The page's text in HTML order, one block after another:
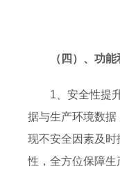
（四）、功
1、安全性提
据与生产环境数
现不安全因素及
性，全方位保障生